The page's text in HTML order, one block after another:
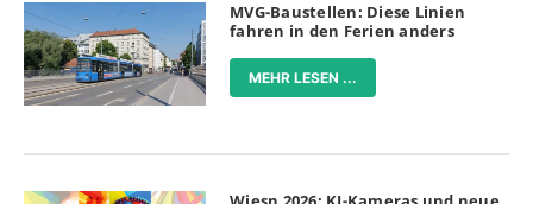
MVG-Baustellen: Diese Linien
fahren in den Ferien anders
MEHR LESEN ...